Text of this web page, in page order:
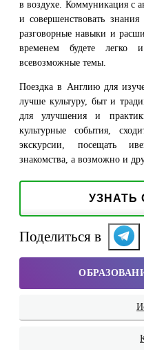
в воздухе. Коммуникация с
и совершенствовать знания
разговорные навыки и
временем будете легко
всевозможные темы.
Поездка в Англию для
лучше культуру, быт и
для улучшения и
культурные события,
экскурсии, посещать
знакомства, а возможно и
УЗНАТЬ
Поделиться в